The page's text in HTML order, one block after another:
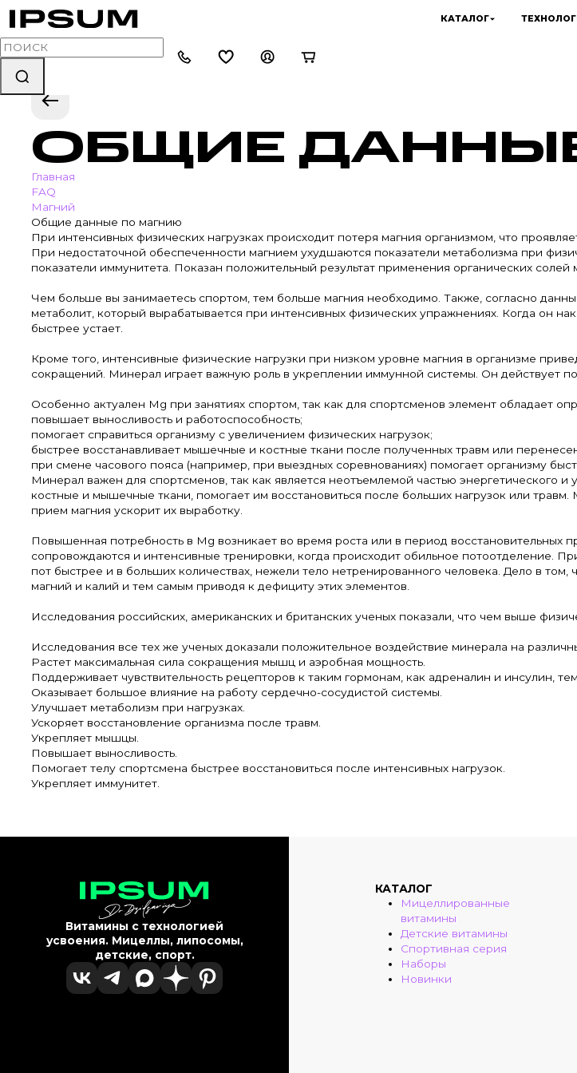
КАТАЛОГ
ОБЩИЕ
Главная
FAQ
Магний
Общие данные по магнию
При интенсивных физических нагрузках происходит потеря магния организмом, что
При недостаточной обеспеченности магнием ухудшаются показатели метаболизма при
показатели иммунитета. Показан положительный результат применения органических солей
Чем больше вы занимаетесь спортом, тем больше магния необходимо. Также, согласно
метаболит, который вырабатывается при интенсивных физических упражнениях. Когда он
быстрее устает.
Кроме того, интенсивные физические нагрузки при низком уровне магния в организме
сокращений. Минерал играет важную роль в укреплении иммунной системы. Он действует
Особенно актуален Mg при занятиях спортом, так как для спортсменов элемент обладает
повышает выносливость и работоспособность;
помогает справиться организму с увеличением физических нагрузок;
быстрее восстанавливает мышечные и костные ткани после полученных травм или
при смене часового пояса (например, при выездных соревнованиях) помогает организму
Минерал важен для спортсменов, так как является неотъемлемой частью энергетического
костные и мышечные ткани, помогает им восстановиться после больших нагрузок или
прием магния ускорит их выработку.
Повышенная потребность в Mg возникает во время роста или в период восстановительных
сопровождаются и интенсивные тренировки, когда происходит обильное потоотделение.
пот быстрее и в больших количествах, нежели тело нетренированного человека. Дело в
магний и калий и тем самым приводя к дефициту этих элементов.
Исследования российских, американских и британских ученых показали, что чем выше
Исследования все тех же ученых доказали положительное воздействие минерала на
Растет максимальная сила сокращения мышц и аэробная мощность.
Поддерживает чувствительность рецепторов к таким гормонам, как адреналин и инсулин,
Оказывает большое влияние на работу сердечно-сосудистой системы.
Улучшает метаболизм при нагрузках.
Ускоряет восстановление организма после травм.
Укрепляет мышцы.
Повышает выносливость.
Помогает телу спортсмена быстрее восстановиться после интенсивных нагрузок.
Укрепляет иммунитет.
Витамины с технологией
усвоения. Мицеллы, липосомы,
детские, спорт.
КАТАЛОГ
Мицеллированные
витамины
Детские витамины
Спортивная серия
Наборы
Новинки